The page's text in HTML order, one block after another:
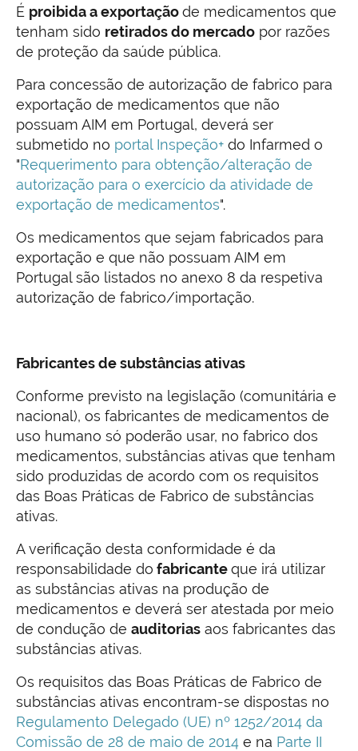
É proibida a exportaçãode medicamentos que
tenham sido retirados do mercado por razões
de proteção da saúde pública.
Para concessão de autorização de fabrico para
exportação de medicamentos que não
possuam AIM em Portugal, deverá ser
submetido no portal Inspeção+ do Infarmed o
"Requerimento para obtenção/alteração de
autorização para o exercício da atividade de
exportação de medicamentos".
Os medicamentos que sejam fabricados para
exportação e que não possuam AIM em
Portugal são listados no anexo 8 da respetiva
autorização de fabrico/importação.
Fabricantes de substâncias ativas
Conforme previsto na legislação (comunitária e
nacional), os fabricantes de medicamentos de
uso humano só poderão usar, no fabrico dos
medicamentos, substâncias ativas que tenham
sido produzidas de acordo com os requisitos
das Boas Práticas de Fabrico de substâncias
ativas.
A verificação desta conformidade é da
responsabilidade do fabricanteque irá utilizar
as substâncias ativas na produção de
medicamentos e deverá ser atestada por meio
de condução de auditorias aos fabricantes das
substâncias ativas.
Os requisitos das Boas Práticas de Fabrico de
substâncias ativas encontram-se dispostas no
Regulamento Delegado (UE) nº 1252/2014 da
Comissão de 28 de maio de 2014 e na Parte II